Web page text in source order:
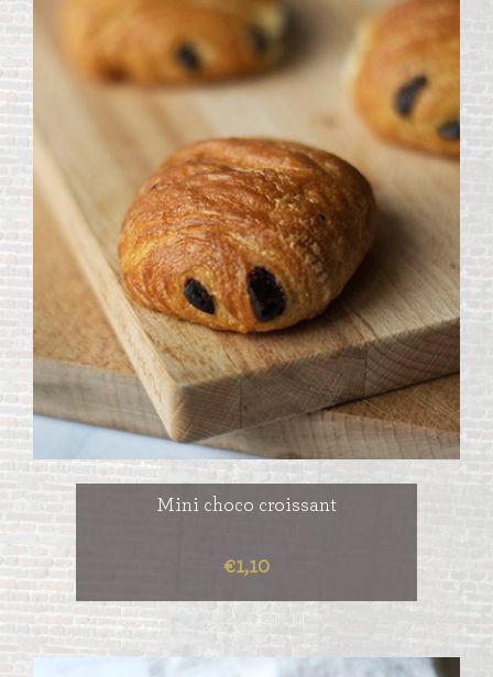
Mini choco croissant
€1,10